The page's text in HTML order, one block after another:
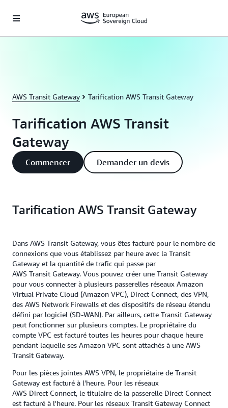
AWS Transit Gateway Tarification AWS Transit Gateway
Tarification AWS Transit
Gateway
Commencer Demander un devis
Tarification AWS Transit Gateway
Dans AWS Transit Gateway, vous êtes facturé pour le nombre de
connexions que vous établissez par heure avec la Transit
Gateway et la quantité de trafic qui passe par
AWS Transit Gateway. Vous pouvez créer une Transit Gateway
pour vous connecter à plusieurs passerelles réseaux Amazon
Virtual Private Cloud (Amazon VPC), Direct Connect, des VPN,
des AWS Network Firewalls et des dispositifs de réseau étendu
défini par logiciel (SD-WAN). Par ailleurs, cette Transit Gateway
peut fonctionner sur plusieurs comptes. Le propriétaire du
compte VPC est facturé toutes les heures pour chaque heure
pendant laquelle ses Amazon VPC sont attachés à une AWS
Transit Gateway.
Pour les pièces jointes AWS VPN, le propriétaire de Transit
Gateway est facturé à l'heure. Pour les réseaux
AWS Direct Connect, le titulaire de la passerelle Direct Connect
est facturé à l'heure. Pour les réseaux Transit Gateway Connect